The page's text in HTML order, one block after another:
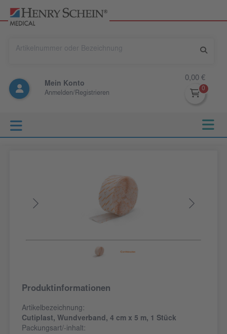
Mein Konto
Anmelden/Registrieren
0,00 €
Produktinformationen
Artikelbezeichnung:
Cutiplast, Wundverband, 4 cm x 5 m, 1 Stück
Packungsart/-inhalt: